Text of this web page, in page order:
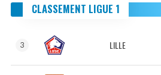
CLASSEMENT LIGUE 1
3 LILLE